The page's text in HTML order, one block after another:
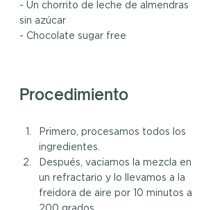
- Un chorrito de leche de almendras
sin azúcar
- Chocolate sugar free
Procedimiento
Primero, procesamos todos los
ingredientes.
Después, vaciamos la mezcla en
un refractario y lo llevamos a la
freidora de aire por 10 minutos a